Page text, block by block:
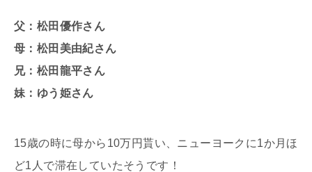
父：松田優作さん
母：松田美由紀さん
兄：松田龍平さん
妹：ゆう姫さん
15歳の時に母から10万円貰い、ニューヨークに1か月ほ
ど1人で滞在していたそうです！